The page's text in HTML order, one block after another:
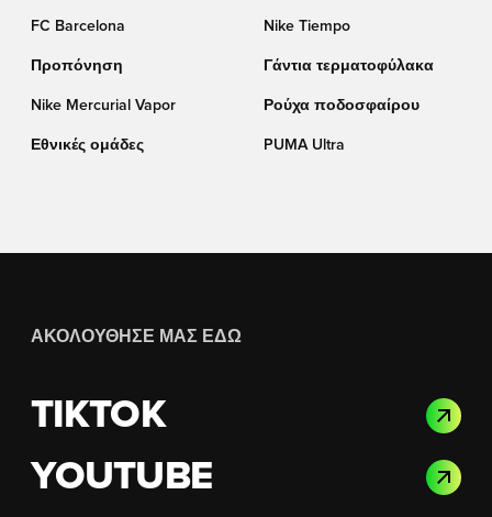
FC Barcelona
Nike Tiempo
Προπόνηση Γάντια τερματοφύλακα
Nike Mercurial Vapor Ρούχα ποδοσφαίρου
Εθνικές ομάδες PUMA Ultra
ΑΚΟΛΟΎΘΗΣΈ ΜΑΣ ΕΔΏ
TIKTOK
YOUTUBE